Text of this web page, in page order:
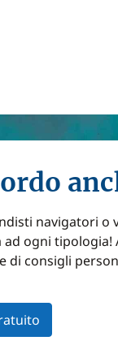
navigatori o
ad ogni
di consigli